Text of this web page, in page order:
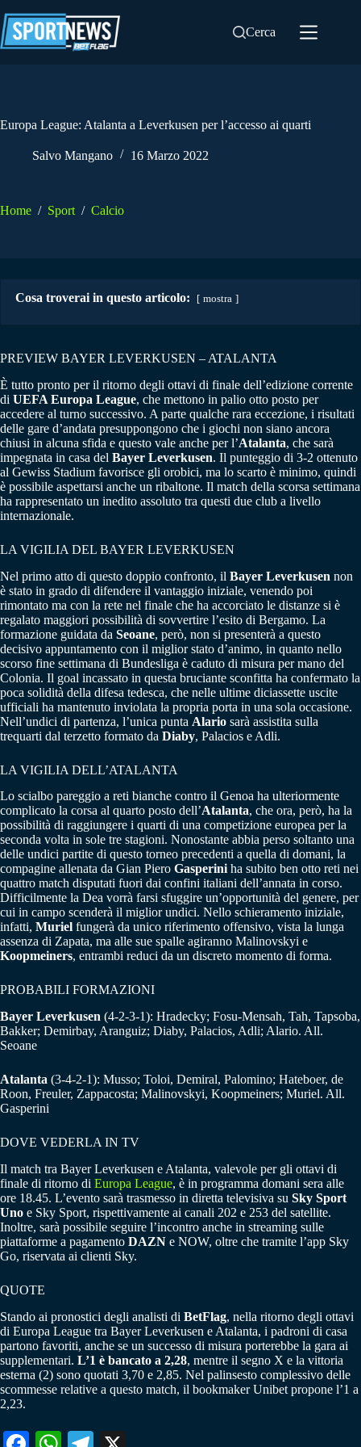
al
contenuto
Cerca
Europa League: Atalanta a Leverkusen per l’accesso ai quarti
Salvo Mangano 16 Marzo 2022
Home / Sport / Calcio
Cosa troverai in questo articolo: mostra
PREVIEW BAYER LEVERKUSEN – ATALANTA
È tutto pronto per il ritorno degli ottavi di finale dell’edizione corrente
di UEFA Europa League, che mettono in palio otto posto per
accedere al turno successivo. A parte qualche rara eccezione, i risultati
delle gare d’andata presuppongono che i giochi non siano ancora
chiusi in alcuna sfida e questo vale anche per l’Atalanta, che sarà
impegnata in casa del Bayer Leverkusen. Il punteggio di 3-2 ottenuto
al Gewiss Stadium favorisce gli orobici, ma lo scarto è minimo, quindi
è possibile aspettarsi anche un ribaltone. Il match della scorsa settimana
ha rappresentato un inedito assoluto tra questi due club a livello
internazionale.
LA VIGILIA DEL BAYER LEVERKUSEN
Nel primo atto di questo doppio confronto, il Bayer Leverkusen non
è stato in grado di difendere il vantaggio iniziale, venendo poi
rimontato ma con la rete nel finale che ha accorciato le distanze si è
regalato maggiori possibilità di sovvertire l’esito di Bergamo. La
formazione guidata da Seoane, però, non si presenterà a questo
decisivo appuntamento con il miglior stato d’animo, in quanto nello
scorso fine settimana di Bundesliga è caduto di misura per mano del
Colonia. Il goal incassato in questa bruciante sconfitta ha confermato la
poca solidità della difesa tedesca, che nelle ultime diciassette uscite
ufficiali ha mantenuto inviolata la propria porta in una sola occasione.
Nell’undici di partenza, l’unica punta Alario sarà assistita sulla
trequarti dal terzetto formato da Diaby, Palacios e Adli.
LA VIGILIA DELL’ATALANTA
Lo scialbo pareggio a reti bianche contro il Genoa ha ulteriormente
complicato la corsa al quarto posto dell’Atalanta, che ora, però, ha la
possibilità di raggiungere i quarti di una competizione europea per la
seconda volta in sole tre stagioni. Nonostante abbia perso soltanto una
delle undici partite di questo torneo precedenti a quella di domani, la
compagine allenata da Gian Piero Gasperini ha subito ben otto reti nei
quattro match disputati fuori dai confini italiani dell’annata in corso.
Difficilmente la Dea vorrà farsi sfuggire un’opportunità del genere, per
cui in campo scenderà il miglior undici. Nello schieramento iniziale,
infatti, Muriel fungerà da unico riferimento offensivo, vista la lunga
assenza di Zapata, ma alle sue spalle agiranno Malinovskyi e
Koopmeiners, entrambi reduci da un discreto momento di forma.
PROBABILI FORMAZIONI
Bayer Leverkusen (4-2-3-1): Hradecky; Fosu-Mensah, Tah, Tapsoba,
Bakker; Demirbay, Aranguiz; Diaby, Palacios, Adli; Alario. All.
Seoane
Atalanta (3-4-2-1): Musso; Toloi, Demiral, Palomino; Hateboer, de
Roon, Freuler, Zappacosta; Malinovskyi, Koopmeiners; Muriel. All.
Gasperini
DOVE VEDERLA IN TV
Il match tra Bayer Leverkusen e Atalanta, valevole per gli ottavi di
finale di ritorno di Europa League, è in programma domani sera alle
ore 18.45. L’evento sarà trasmesso in diretta televisiva su Sky Sport
Uno e Sky Sport, rispettivamente ai canali 202 e 253 del satellite.
Inoltre, sarà possibile seguire l’incontro anche in streaming sulle
piattaforme a pagamento DAZN e NOW, oltre che tramite l’app Sky
Go, riservata ai clienti Sky.
QUOTE
Stando ai pronostici degli analisti di BetFlag, nella ritorno degli ottavi
di Europa League tra Bayer Leverkusen e Atalanta, i padroni di casa
partono favoriti, anche se un successo di misura porterebbe la gara ai
supplementari. L’1 è bancato a 2,28, mentre il segno X e la vittoria
esterna (2) sono quotati 3,70 e 2,85. Nel palinsesto complessivo delle
scommesse relative a questo match, il bookmaker Unibet propone l’1 a
2,23.